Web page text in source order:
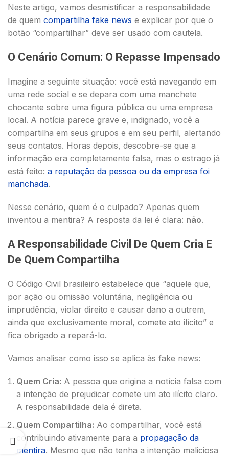
Neste artigo, vamos desmistificar a responsabilidade
de quem compartilha fake news e explicar por que o
botão “compartilhar” deve ser usado com cautela.
O Cenário Comum: O Repasse Impensado
Imagine a seguinte situação: você está navegando em
uma rede social e se depara com uma manchete
chocante sobre uma figura pública ou uma empresa
local. A notícia parece grave e, indignado, você a
compartilha em seus grupos e em seu perfil, alertando
seus contatos. Horas depois, descobre-se que a
informação era completamente falsa, mas o estrago já
está feito: a reputação da pessoa ou da empresa foi
manchada.
Nesse cenário, quem é o culpado? Apenas quem
inventou a mentira? A resposta da lei é clara: não.
A Responsabilidade Civil De Quem Cria E
De Quem Compartilha
O Código Civil brasileiro estabelece que “aquele que,
por ação ou omissão voluntária, negligência ou
imprudência, violar direito e causar dano a outrem,
ainda que exclusivamente moral, comete ato ilícito” e
fica obrigado a repará-lo.
Vamos analisar como isso se aplica às fake news:
Quem Cria: A pessoa que origina a notícia falsa com
a intenção de prejudicar comete um ato ilícito claro.
A responsabilidade dela é direta.
Quem Compartilha: Ao compartilhar, você está
contribuindo ativamente para a propagação da
mentira. Mesmo que não tenha a intenção maliciosa